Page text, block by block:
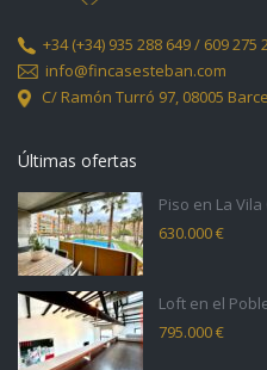
+34(+34) 935 288 649 / 609 275
info@fincasesteban.com
C/ Ramón Turró 97, 08005
Últimas ofertas
Piso en La
630.000 €
Loft en el
795.000 €